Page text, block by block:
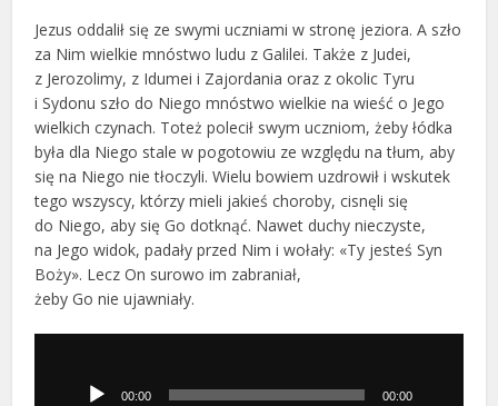
Jezus oddalił się ze swymi uczniami w stronę jeziora. A szło
za Nim wielkie mnóstwo ludu z Galilei. Także z Judei,
z Jerozolimy, z Idumei i Zajordania oraz z okolic Tyru
i Sydonu szło do Niego mnóstwo wielkie na wieść o Jego
wielkich czynach. Toteż polecił swym uczniom, żeby łódka
była dla Niego stale w pogotowiu ze względu na tłum, aby
się na Niego nie tłoczyli. Wielu bowiem uzdrowił i wskutek
tego wszyscy, którzy mieli jakieś choroby, cisnęli się
do Niego, aby się Go dotknąć. Nawet duchy nieczyste,
na Jego widok, padały przed Nim i wołały: «Ty jesteś Syn
Boży». Lecz On surowo im zabraniał,
żeby Go nie ujawniały.
dźwiękowych00:00 00:00